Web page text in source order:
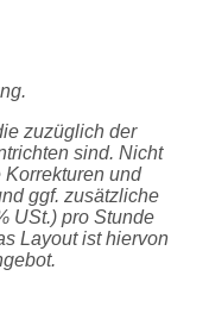
zuzüglich der
sind. Nicht
und
ggf. zusätzliche
USt.) pro Stunde
Layout ist hiervon